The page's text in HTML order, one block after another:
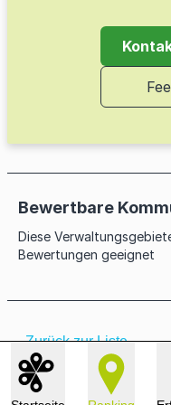
Elektrifizierung
Kein
Ökostrom für
Kommune
Umstellung auf
öffentlicher
Bewertbare
Diese
Bewertungen geeignet
← Zurück zur Liste